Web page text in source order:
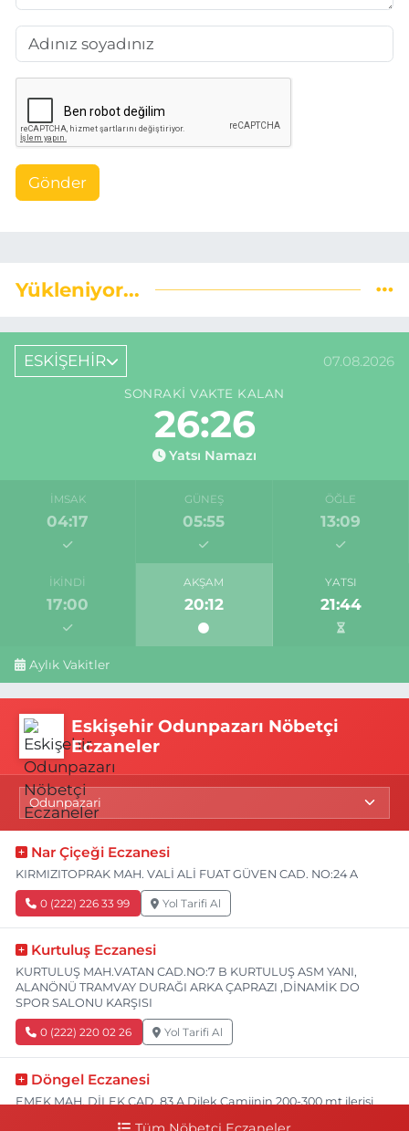
Gönder
Yükleniyor...
ESKİŞEHİR 07.08.2026
SONRAKI VAKTE KALAN
26:25
Yatsı Namazı
İMSAK
04:17
GÜNEŞ
05:55
ÖĞLE
13:09
İKINDI
17:00
AKŞAM
20:12
YATSI
21:44
Aylık Vakitler
Eskişehir Odunpazarı Nöbetçi
Eczaneler
Nar Çiçeği Eczanesi
KIRMIZITOPRAK MAH. VALİ ALİ FUAT GÜVEN CAD. NO:24 A
0 (222) 226 33 99 Yol Tarifi Al
Kurtuluş Eczanesi
KURTULUŞ MAH.VATAN CAD.NO:7 B KURTULUŞ ASM YANI,
ALANÖNÜ TRAMVAY DURAĞI ARKA ÇAPRAZI ,DİNAMİK DO
SPOR SALONU KARŞISI
0 (222) 220 02 26 Yol Tarifi Al
Döngel Eczanesi
EMEK MAH. DİLEK CAD. 83 A Dilek Camiinin 200-300 mt ilerisi